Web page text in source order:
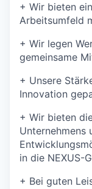
+ Wir bieten
Arbeitsumfeld
+ Wir legen
gemeinsame
+ Unsere
Innovation
+ Wir bieten
in die NEXUS-
+ Bei guten